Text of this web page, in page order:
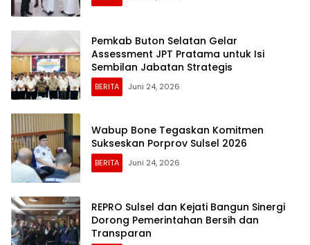
Pemkab Buton Selatan Gelar
Assessment JPT Pratama untuk Isi
Sembilan Jabatan Strategis
BERITA Juni 24, 2026
Wabup Bone Tegaskan Komitmen
Sukseskan Porprov Sulsel 2026
BERITA Juni 24, 2026
REPRO Sulsel dan Kejati Bangun Sinergi
Dorong Pemerintahan Bersih dan
Transparan